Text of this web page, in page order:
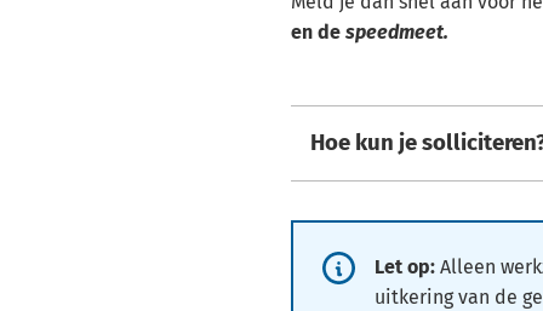
en de speedmeet.
Hoe kun je
Informatie:
Let op:Alleen
uitkering van de